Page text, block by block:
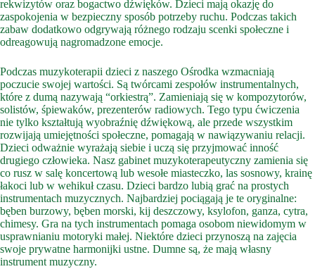
rekwizytów oraz bogactwo dźwięków. Dzieci mają okazję do
zaspokojenia w bezpieczny sposób potrzeby ruchu. Podczas takich
zabaw dodatkowo odgrywają różnego rodzaju scenki społeczne i
odreagowują nagromadzone emocje.
Podczas muzykoterapii dzieci z naszego Ośrodka wzmacniają
poczucie swojej wartości. Są twórcami zespołów instrumentalnych,
które z dumą nazywają “orkiestrą”. Zamieniają się w kompozytorów,
solistów, śpiewaków, prezenterów radiowych. Tego typu ćwiczenia
nie tylko kształtują wyobraźnię dźwiękową, ale przede wszystkim
rozwijają umiejętności społeczne, pomagają w nawiązywaniu relacji.
Dzieci odważnie wyrażają siebie i uczą się przyjmować inność
drugiego człowieka. Nasz gabinet muzykoterapeutyczny zamienia się
co rusz w salę koncertową lub wesołe miasteczko, las sosnowy, krainę
łakoci lub w wehikuł czasu. Dzieci bardzo lubią grać na prostych
instrumentach muzycznych. Najbardziej pociągają je te oryginalne:
bęben burzowy, bęben morski, kij deszczowy, ksylofon, ganza, cytra,
chimesy. Gra na tych instrumentach pomaga osobom niewidomym w
usprawnianiu motoryki małej. Niektóre dzieci przynoszą na zajęcia
swoje prywatne harmonijki ustne. Dumne są, że mają własny
instrument muzyczny.